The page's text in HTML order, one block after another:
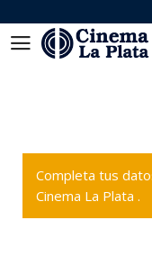
Completa tus
Cinema La Plata .